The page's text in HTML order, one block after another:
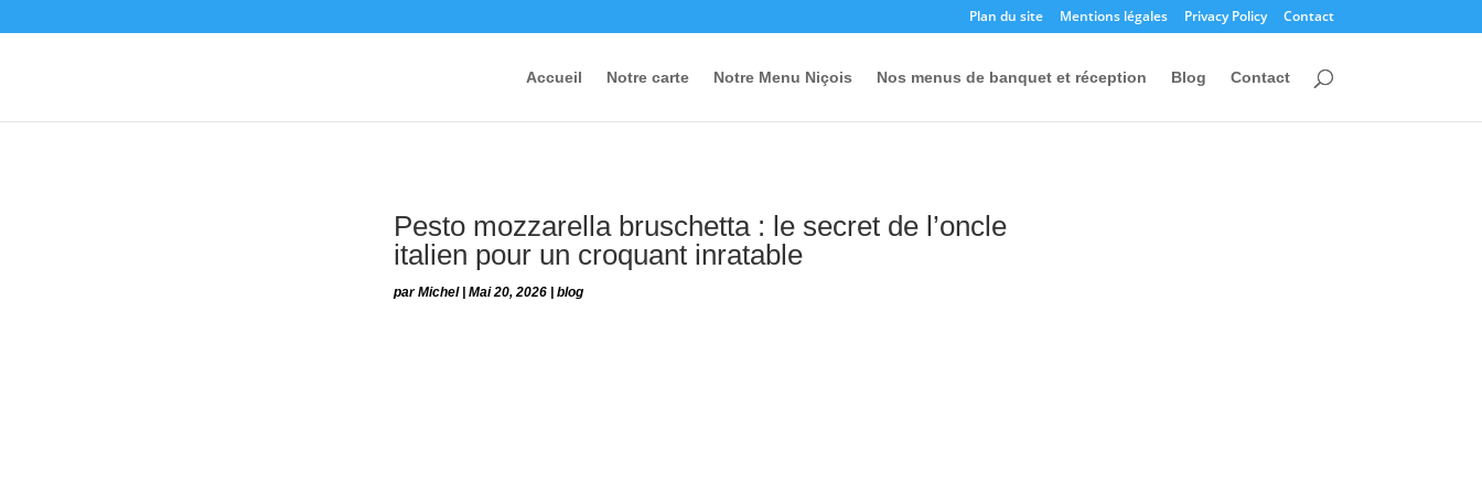
Plan du site Mentions légales Privacy Policy Contact
Accueil Notre carte Notre Menu Niçois Nos menus de banquet et réception Blog Contact
Pesto mozzarella bruschetta : le secret de l’oncle
italien pour un croquant inratable
parMichel|Mai 20, 2026 |blog